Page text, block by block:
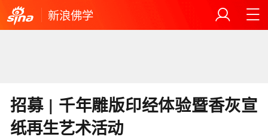
新浪佛学
招募 | 千年雕版印经体验暨香灰宣
纸再生艺术活动